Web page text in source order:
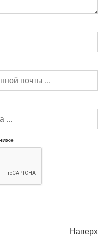
Наверх